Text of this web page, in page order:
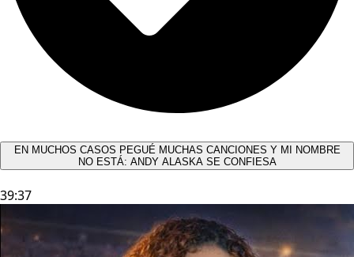
EN MUCHOS CASOS PEGUÉ MUCHAS CANCIONES Y MI NOMBRE
NO ESTÁ: ANDY ALASKA SE CONFIESA​
39:37